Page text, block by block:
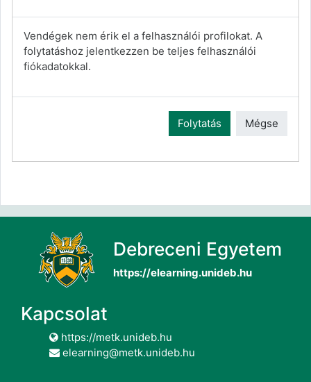
Vendégek nem érik el a felhasználói profilokat. A
folytatáshoz jelentkezzen be teljes felhasználói
fiókadatokkal.
Folytatás Mégse
Debreceni Egyetem
https://elearning.unideb.hu
Kapcsolat
https://metk.unideb.hu
elearning@metk.unideb.hu